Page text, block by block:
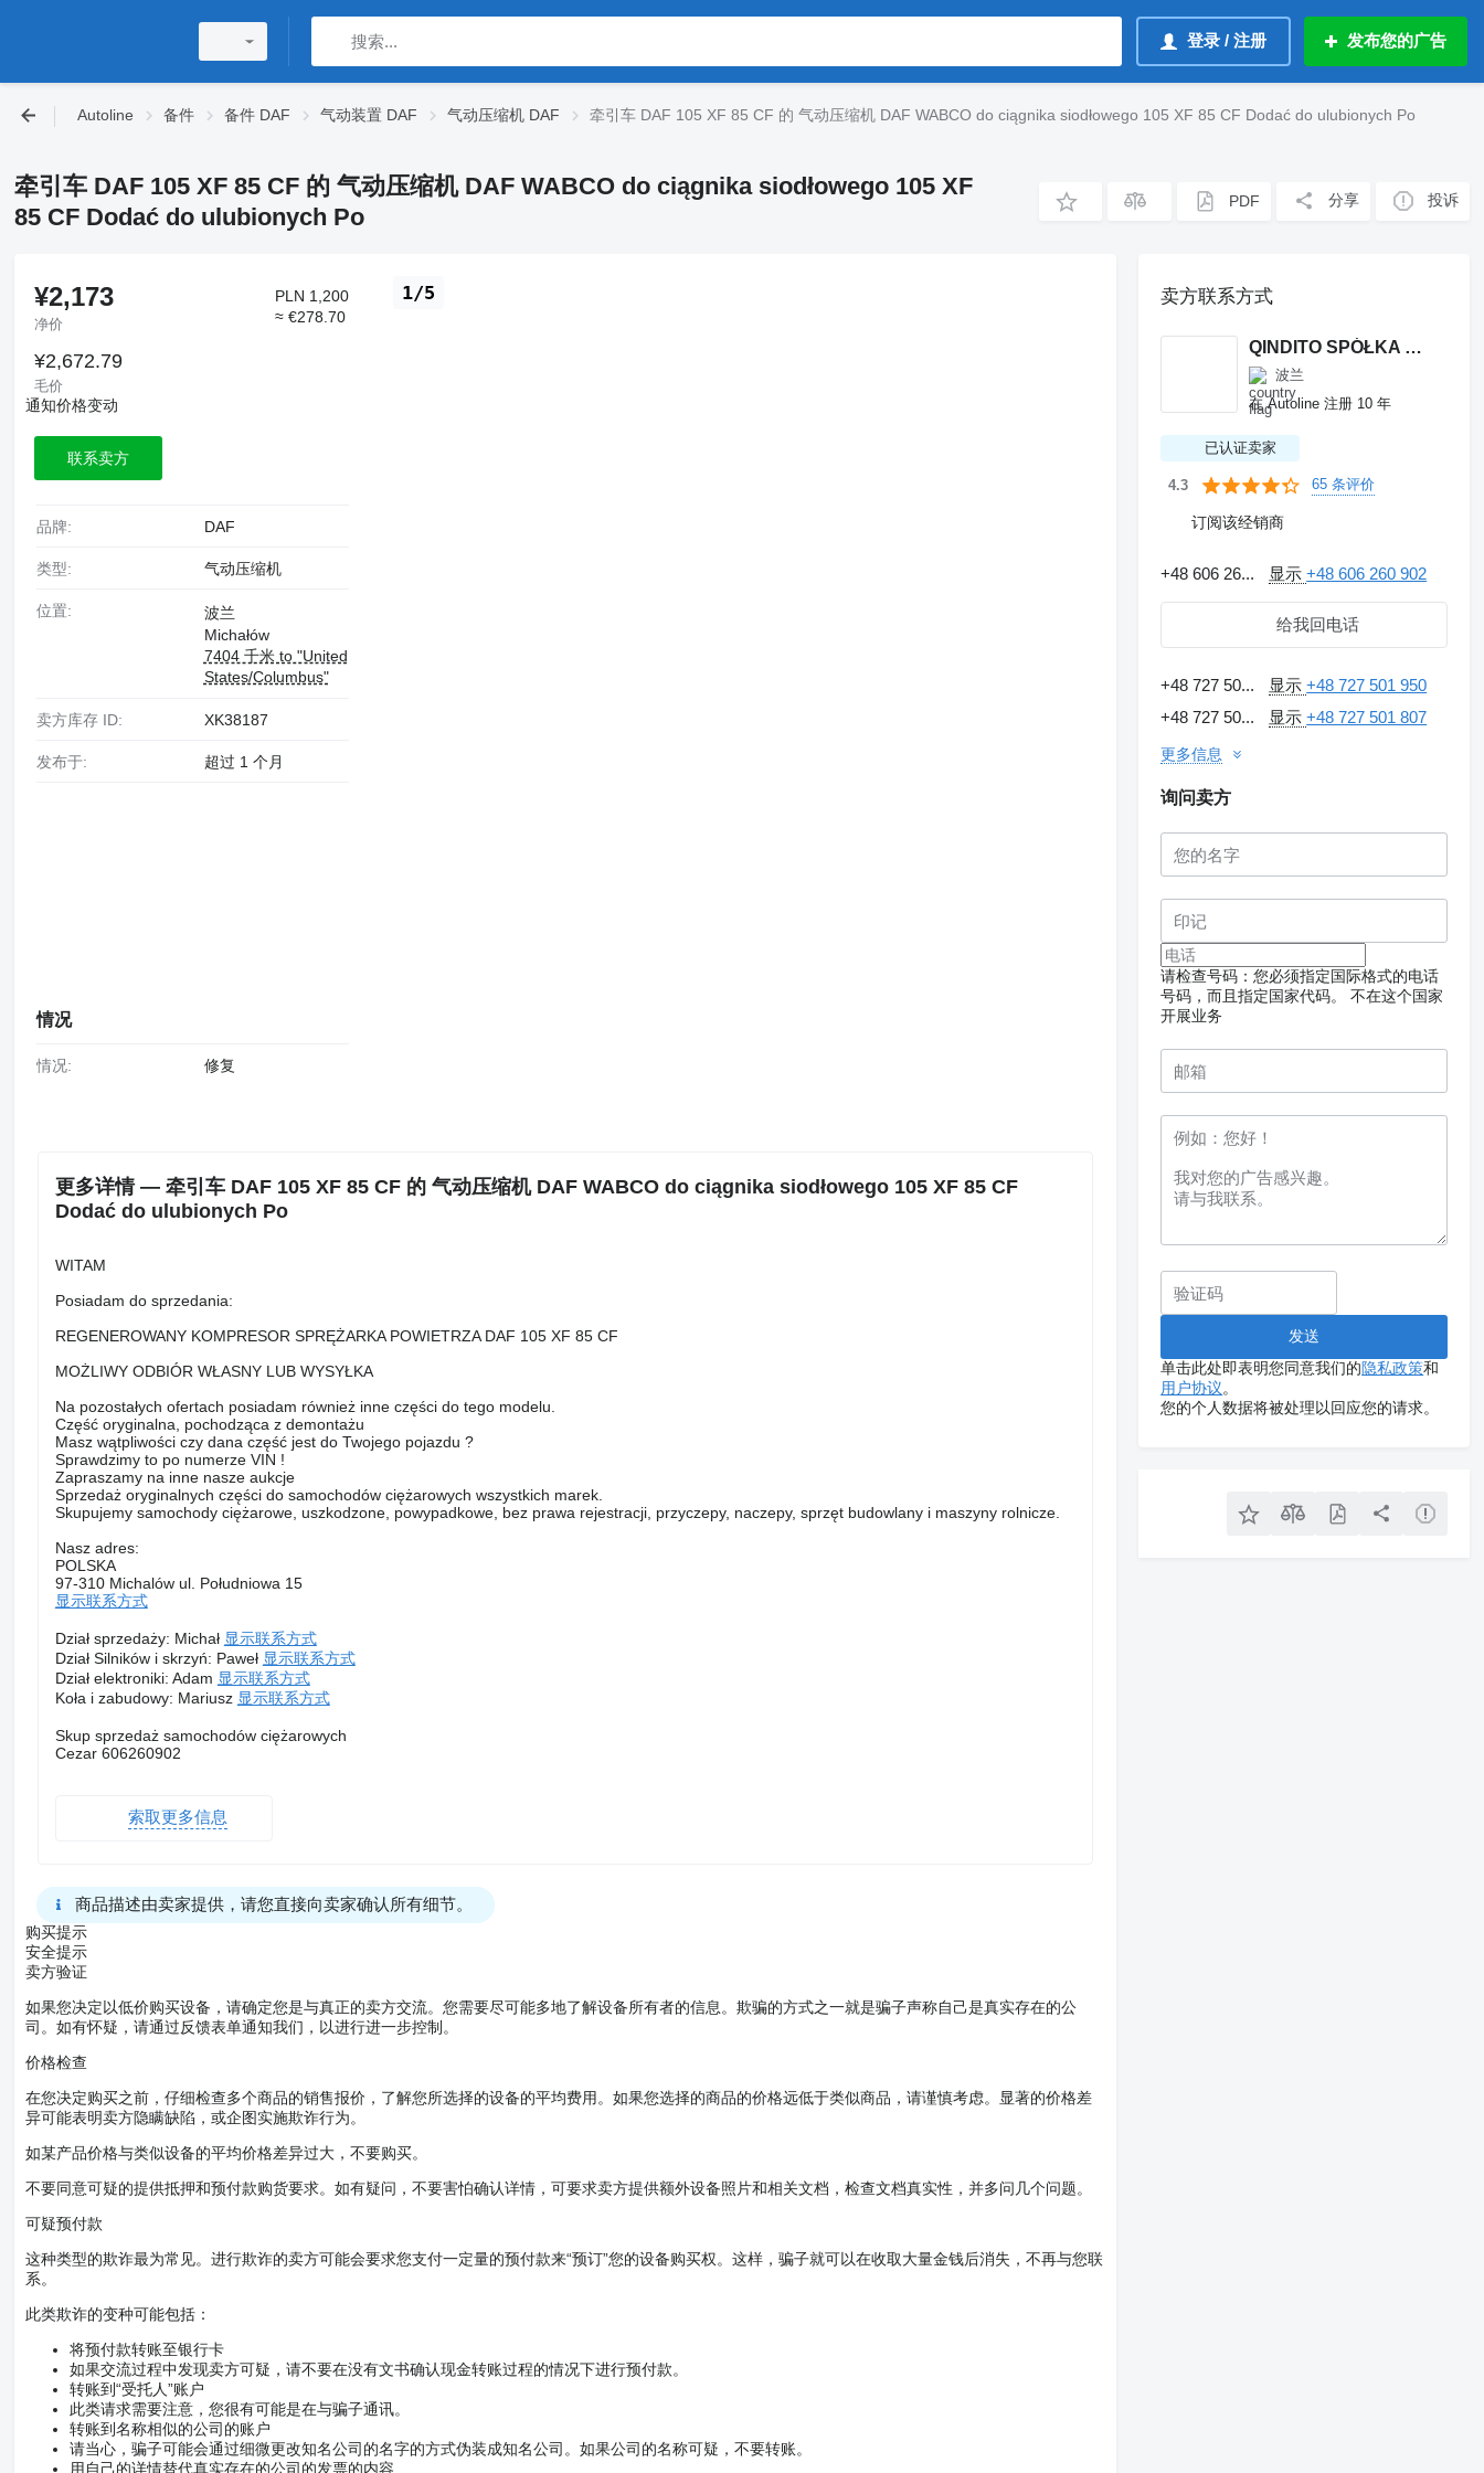
登录 / 注册 发布您的广告
Autoline 备件 备件 DAF 气动装置 DAF 气动压缩机 DAF 牵引车 DAF 105 XF 85 CF 的 气动压缩机 DAF WABCO do ciągnika siodłowego 105 XF 85 CF Dodać do ulubionych Po
牵引车 DAF 105 XF 85 CF 的 气动压缩机 DAF WABCO do ciągnika siodłowego 105 XF
85 CF Dodać do ulubionych Po
PDF 分享 投诉
请求提供更多照片
1/5
¥2,173
净价
PLN 1,200
≈ €278.70
¥2,672.79
毛价
通知价格变动
联系卖方
品牌: DAF
类型: 气动压缩机
位置:
波兰
Michałów
7404 千米 to "United
States/Columbus"
卖方库存 ID: XK38187
发布于: 超过 1 个月
情况
情况: 修复
更多详情 — 牵引车 DAF 105 XF 85 CF 的 气动压缩机 DAF WABCO do ciągnika siodłowego 105 XF 85 CF
Dodać do ulubionych Po
WITAM
Posiadam do sprzedania:
REGENEROWANY KOMPRESOR SPRĘŻARKA POWIETRZA DAF 105 XF 85 CF
MOŻLIWY ODBIÓR WŁASNY LUB WYSYŁKA
Na pozostałych ofertach posiadam również inne części do tego modelu.
Część oryginalna, pochodząca z demontażu
Masz wątpliwości czy dana część jest do Twojego pojazdu ?
Sprawdzimy to po numerze VIN !
Zapraszamy na inne nasze aukcje
Sprzedaż oryginalnych części do samochodów ciężarowych wszystkich marek.
Skupujemy samochody ciężarowe, uszkodzone, powypadkowe, bez prawa rejestracji, przyczepy, naczepy, sprzęt budowlany i maszyny rolnicze.
Nasz adres:
POLSKA
97-310 Michalów ul. Południowa 15
显示联系方式
Dział sprzedaży: Michał 显示联系方式
Dział Silników i skrzyń: Paweł 显示联系方式
Dział elektroniki: Adam 显示联系方式
Koła i zabudowy: Mariusz 显示联系方式
Skup sprzedaż samochodów ciężarowych
Cezar 606260902
索取更多信息
商品描述由卖家提供，请您直接向卖家确认所有细节。
购买提示
安全提示
卖方验证
如果您决定以低价购买设备，请确定您是与真正的卖方交流。您需要尽可能多地了解设备所有者的信息。欺骗的方式之一就是骗子声称自己是真实存在的公
司。如有怀疑，请通过反馈表单通知我们，以进行进一步控制。
价格检查
在您决定购买之前，仔细检查多个商品的销售报价，了解您所选择的设备的平均费用。如果您选择的商品的价格远低于类似商品，请谨慎考虑。显著的价格差
异可能表明卖方隐瞒缺陷，或企图实施欺诈行为。
如某产品价格与类似设备的平均价格差异过大，不要购买。
不要同意可疑的提供抵押和预付款购货要求。如有疑问，不要害怕确认详情，可要求卖方提供额外设备照片和相关文档，检查文档真实性，并多问几个问题。
可疑预付款
这种类型的欺诈最为常见。进行欺诈的卖方可能会要求您支付一定量的预付款来“预订”您的设备购买权。这样，骗子就可以在收取大量金钱后消失，不再与您联
系。
此类欺诈的变种可能包括：
将预付款转账至银行卡
如果交流过程中发现卖方可疑，请不要在没有文书确认现金转账过程的情况下进行预付款。
转账到“受托人”账户
此类请求需要注意，您很有可能是在与骗子通讯。
转账到名称相似的公司的账户
请当心，骗子可能会通过细微更改知名公司的名字的方式伪装成知名公司。如果公司的名称可疑，不要转账。
用自己的详情替代真实存在的公司的发票的内容
卖方联系方式
QINDITO SPÓŁKA Z OGRANICZONĄ ODPOWIEDZIALNOŚCIĄ
波兰
在 Autoline 注册 10 年
已认证卖家
4.3 65 条评价
订阅该经销商
+48 606 26... 显示+48 606 260 902
给我回电话
+48 727 50... 显示+48 727 501 950
+48 727 50...
显示+48 727 501 807
更多信息
询问卖方
请检查号码：您必须指定国际格式的电话
号码，而且指定国家代码。
不在这个国家
开展业务
单击此处即表明您同意我们的隐私政策和
用户协议。
您的个人数据将被处理以回应您的请求。